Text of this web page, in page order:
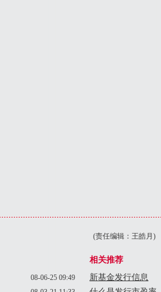
(责任编辑：王皓月)
08-06-25 09:49
相关推荐
新基金发行信息